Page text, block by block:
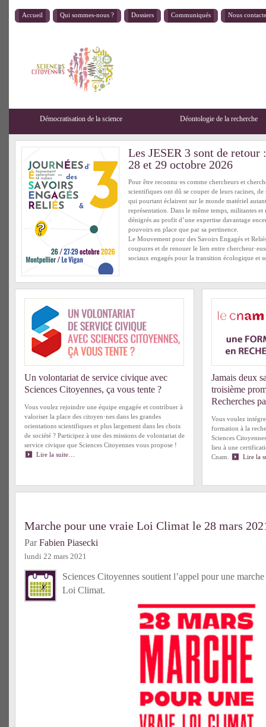
Accueil Qui sommes-nous ? Dossiers Communiqués Nous
Démocratisation de la science Déontologie de la recherche
Les JESER 3 sont de retour
28 et 29 octobre 2026
Pour être reconnu·es comme chercheurs et
scientifiques ont dû se couper de leurs racines,
qui pourtant éclairent sur le monde matériel
représentation. Dans le même temps, militantes
dénigrés au profit d’une expertise davantage
pouvoirs en place que par sa pertinence.
Le Mouvement pour des Savoirs Engagés et
coupures et de renouer le lien entre
sociaux engagés pour la transition écologique et
Un volontariat de service civique avec
Sciences Citoyennes, ça vous tente ?
Vous voulez rejoindre une équipe engagée et contribuer à
valoriser la place des citoyen·nes dans les grandes
orientations scientifiques et plus largement dans les choix
de société ? Participez à une des missions de volontariat de
service civique que Sciences Citoyennes vous propose !
Lire la suite…
Jamais deux
troisième
Recherches
Vous voulez
formation à la
Sciences
lieu à une
Cnam.
Lire la
Marche pour une vraie Loi Climat le 28 mars
ParFabien Piasecki
lundi 22 mars 2021
Sciences Citoyennes soutient l’appel pour une
Loi Climat.